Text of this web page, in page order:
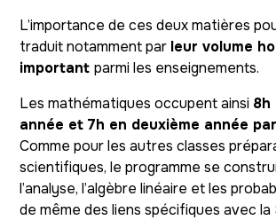
L’importance de ces deux matières
traduit notamment par leur volume
importantparmi les enseignements.
Les mathématiques occupent ainsi 8h
année et 7h en deuxième année
Comme pour les autres classes
scientifiques, le programme se
l’analyse, l’algèbre linéaire et les
de même des liens spécifiques avec la